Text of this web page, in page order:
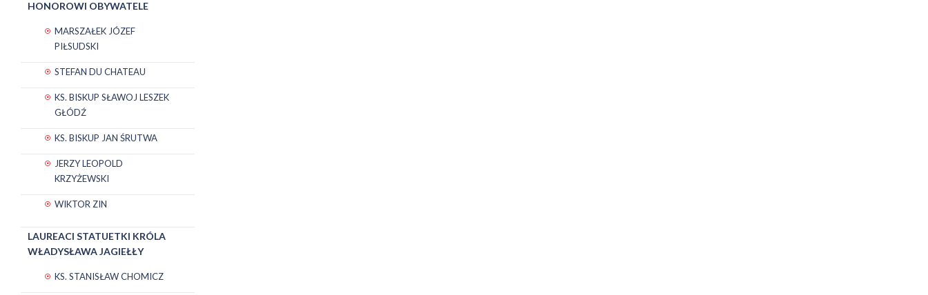
HONOROWI OBYWATELE
MARSZAŁEK JÓZEF
PIŁSUDSKI
STEFAN DU CHATEAU
KS. BISKUP SŁAWOJ LESZEK
GŁÓDŹ
KS. BISKUP JAN ŚRUTWA
JERZY LEOPOLD
KRZYŻEWSKI
WIKTOR ZIN
LAUREACI STATUETKI KRÓLA
WŁADYSŁAWA JAGIEŁŁY
KS. STANISŁAW CHOMICZ